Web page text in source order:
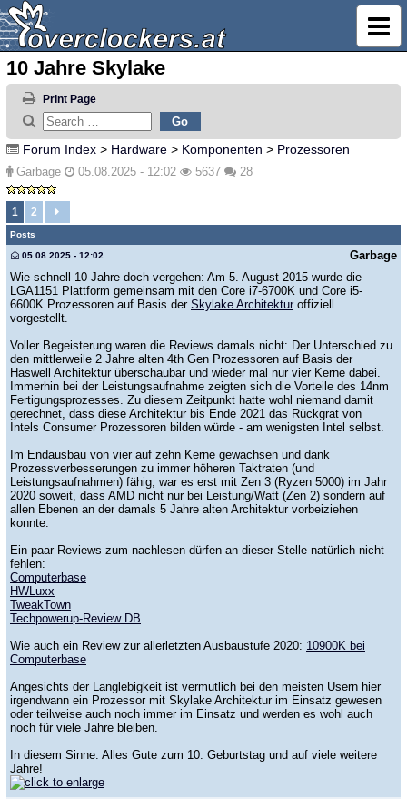
10 Jahre Skylake
Print Page
Forum Index > Hardware > Komponenten > Prozessoren
Garbage 05.08.2025 - 12:02 5637 28
1 2
Posts
Garbage
05.08.2025 - 12:02
Wie schnell 10 Jahre doch vergehen: Am 5. August 2015 wurde die
LGA1151 Plattform gemeinsam mit den Core i7-6700K und Core i5-
6600K Prozessoren auf Basis der Skylake Architektur offiziell
vorgestellt.
Voller Begeisterung waren die Reviews damals nicht: Der Unterschied zu
den mittlerweile 2 Jahre alten 4th Gen Prozessoren auf Basis der
Haswell Architektur überschaubar und wieder mal nur vier Kerne dabei.
Immerhin bei der Leistungsaufnahme zeigten sich die Vorteile des 14nm
Fertigungsprozesses. Zu diesem Zeitpunkt hatte wohl niemand damit
gerechnet, dass diese Architektur bis Ende 2021 das Rückgrat von
Intels Consumer Prozessoren bilden würde - am wenigsten Intel selbst.
Im Endausbau von vier auf zehn Kerne gewachsen und dank
Prozessverbesserungen zu immer höheren Taktraten (und
Leistungsaufnahmen) fähig, war es erst mit Zen 3 (Ryzen 5000) im Jahr
2020 soweit, dass AMD nicht nur bei Leistung/Watt (Zen 2) sondern auf
allen Ebenen an der damals 5 Jahre alten Architektur vorbeiziehen
konnte.
Ein paar Reviews zum nachlesen dürfen an dieser Stelle natürlich nicht
fehlen:
Computerbase
HWLuxx
TweakTown
Techpowerup-Review DB
Wie auch ein Review zur allerletzten Ausbaustufe 2020: 10900K bei
Computerbase
Angesichts der Langlebigkeit ist vermutlich bei den meisten Usern hier
irgendwann ein Prozessor mit Skylake Architektur im Einsatz gewesen
oder teilweise auch noch immer im Einsatz und werden es wohl auch
noch für viele Jahre bleiben.
In diesem Sinne: Alles Gute zum 10. Geburtstag und auf viele weitere
Jahre!